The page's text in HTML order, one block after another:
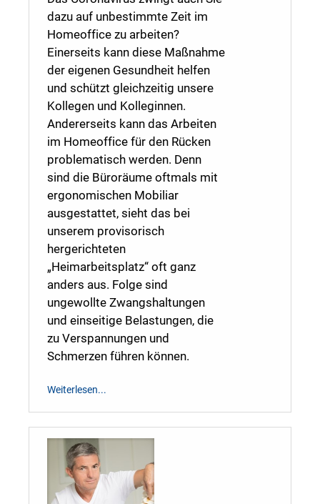
dazu auf unbestimmte Zeit im
Homeoffice zu arbeiten?
Einerseits kann diese Maßnahme
der eigenen Gesundheit helfen
und schützt gleichzeitig unsere
Kollegen und Kolleginnen.
Andererseits kann das Arbeiten
im Homeoffice für den Rücken
problematisch werden. Denn
sind die Büroräume oftmals mit
ergonomischen Mobiliar
ausgestattet, sieht das bei
unserem provisorisch
hergerichteten
„Heimarbeitsplatz“ oft ganz
anders aus. Folge sind
ungewollte Zwangshaltungen
und einseitige Belastungen, die
zu Verspannungen und
Schmerzen führen können.
Weiterlesen...